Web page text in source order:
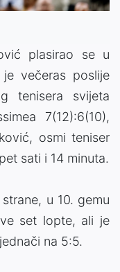
plasirao se u
večeras poslije
tenisera svijeta
7(12):6(10),
osmi teniser
sati i 14 minuta.
u 10. gemu
set lopte, ali je
na 5:5.